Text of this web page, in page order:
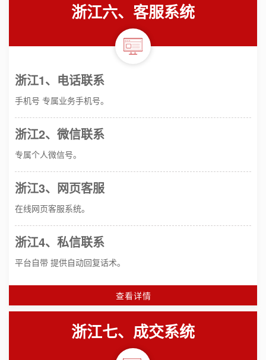
浙江六、客服系统
浙江1、电话联系
手机号 专属业务手机号。
浙江2、微信联系
专属个人微信号。
浙江3、网页客服
在线网页客服系统。
浙江4、私信联系
平台自带 提供自动回复话术。
查看详情
浙江七、成交系统